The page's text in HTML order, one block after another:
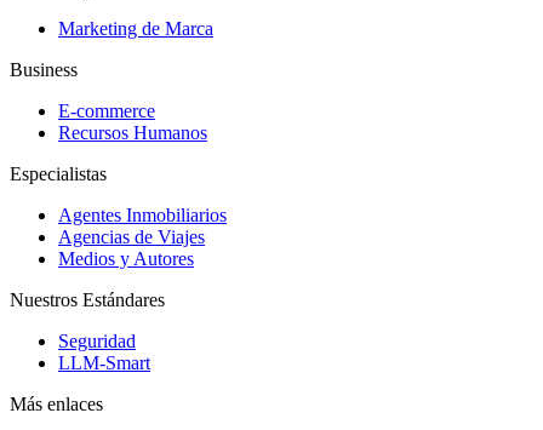
Marketing de Marca
Business
E-commerce
Recursos Humanos
Especialistas
Agentes Inmobiliarios
Agencias de Viajes
Medios y Autores
Nuestros Estándares
Seguridad
LLM-Smart
Más enlaces